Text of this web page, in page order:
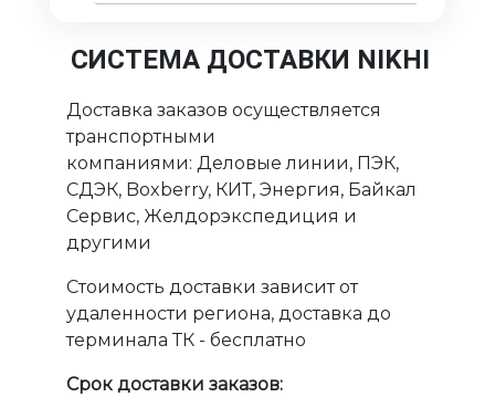
СИСТЕМА ДОСТАВКИ NIKHI
Доставка заказов осуществляется
транспортными
компаниями: Деловые линии, ПЭК,
СДЭК, Boxberry, КИТ, Энергия, Байкал
Сервис, Желдорэкспедиция и
другими
Стоимость доставки зависит от
удаленности региона, доставка до
терминала ТК - бесплатно
Срок доставки заказов: